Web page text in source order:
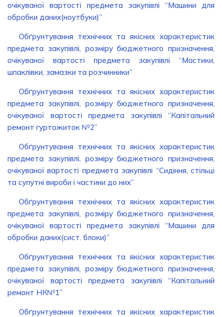
очікуваної вартості предмета закупівлі “Машини для
обробки даних(ноутбуки)”
Обґрунтування технічних та якісних характеристик
предмета закупівлі, розміру бюджетного призначення,
очікуваної вартості предмета закупівлі “Мастики,
шпаклівки, замазки та розчинники”
Обґрунтування технічних та якісних характеристик
предмета закупівлі, розміру бюджетного призначення,
очікуваної вартості предмета закупівлі “Капітальний
ремонт гуртожиток №2”
Обґрунтування технічних та якісних характеристик
предмета закупівлі, розміру бюджетного призначення,
очікуваної вартості предмета закупівлі “Сидіння, стільці
та супутні вироби і частини до них”
Обґрунтування технічних та якісних характеристик
предмета закупівлі, розміру бюджетного призначення,
очікуваної вартості предмета закупівлі “Машини для
обробки даних(сист. блоки)”
Обґрунтування технічних та якісних характеристик
предмета закупівлі, розміру бюджетного призначення,
очікуваної вартості предмета закупівлі “Капітальний
ремонт НК№1”
Обґрунтування технічних та якісних характеристик